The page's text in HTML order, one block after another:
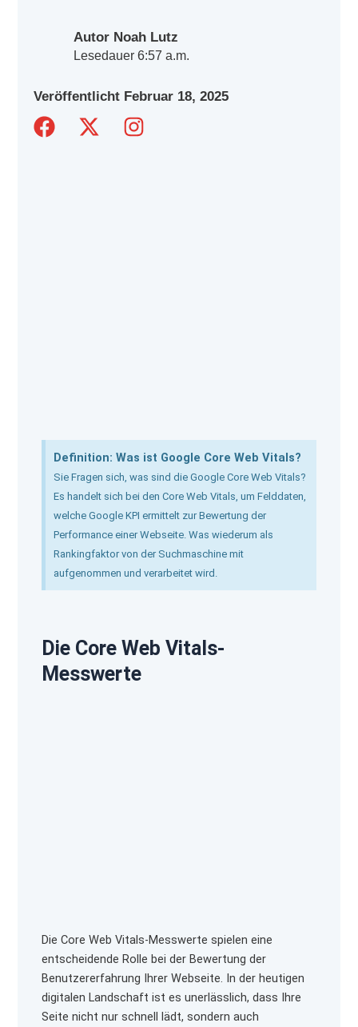
Autor Noah Lutz
Lesedauer 6:57 a.m.
Veröffentlicht Februar 18, 2025
F
X
I
Definition: Was ist Google Core Web Vitals?
Sie Fragen sich, was sind die Google Core Web Vitals?
Es handelt sich bei den Core Web Vitals, um Felddaten,
welche Google KPI ermittelt zur Bewertung der
Performance einer Webseite. Was wiederum als
Rankingfaktor von der Suchmaschine mit
aufgenommen und verarbeitet wird.
Die Core Web Vitals-
Messwerte
Die Core Web Vitals-Messwerte spielen eine
entscheidende Rolle bei der Bewertung der
Benutzererfahrung Ihrer Webseite. In der heutigen
digitalen Landschaft ist es unerlässlich, dass Ihre
Seite nicht nur schnell lädt, sondern auch